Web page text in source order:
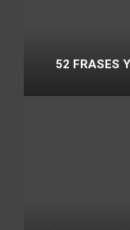
52 FRASES